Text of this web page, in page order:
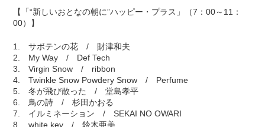
【「“新しいおとなの朝に”ハッピー・プラス」（7：00～11：
00）】
1. サボテンの花 / 財津和夫
2. My Way / Def Tech
3. Virgin Snow / ribbon
4. Twinkle Snow Powdery Snow / Perfume
5. 冬が飛び散った / 堂島孝平
6. 鳥の詩 / 杉田かおる
7. イルミネーション / SEKAI NO OWARI
8. white key / 鈴木亜美